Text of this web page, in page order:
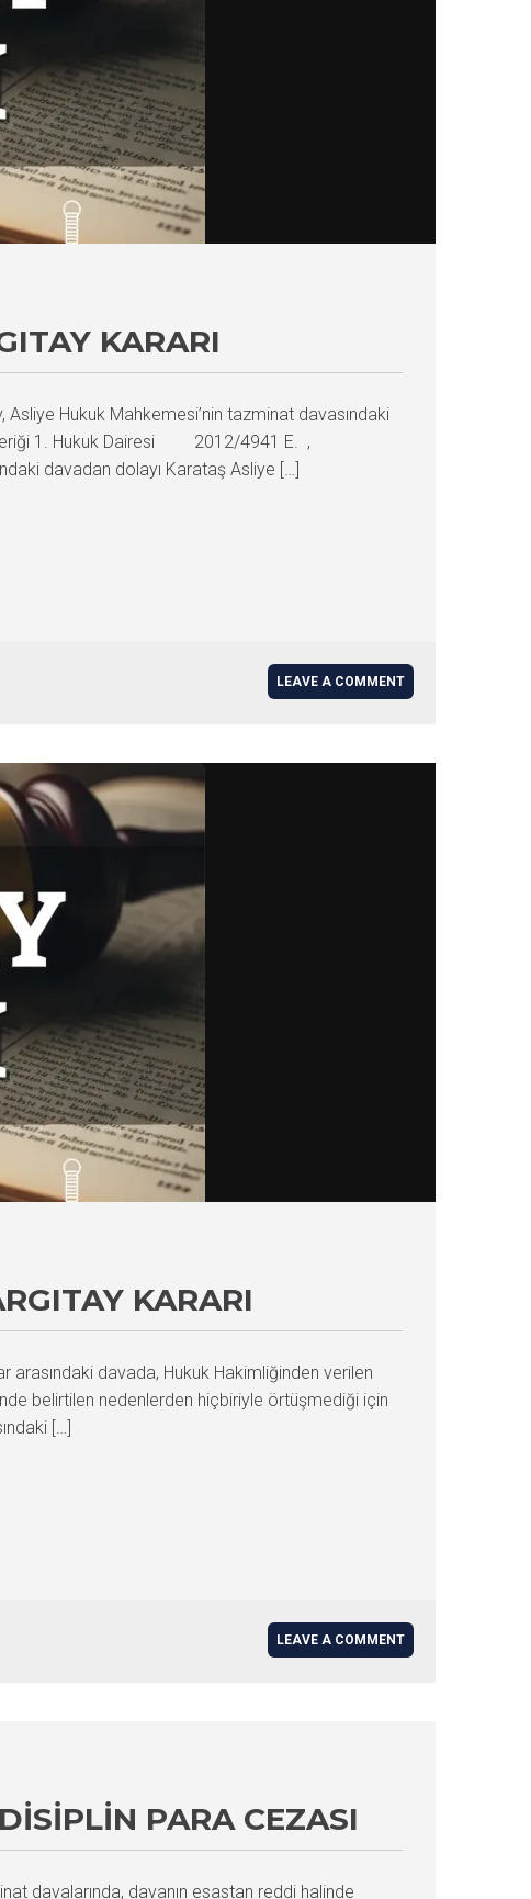
KARARI
Asliye Hukuk Mahkemesi’nin tazminat davasındaki
İçeriği 1. Hukuk Dairesi 2012/4941 E. ,
davadan dolayı Karataş Asliye […]
LEAVE A COMMENT
KARARI
arasındaki davada, Hukuk Hakimliğinden verilen
belirtilen nedenlerden hiçbiriyle örtüşmediği için
[…]
LEAVE A COMMENT
PARA CEZASI
davalarında, davanın esastan reddi halinde